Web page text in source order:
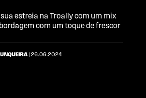
estreia na Troally com um mix
com um toque de frescor
| 26.06.2024